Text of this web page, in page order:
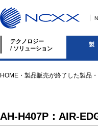
テクノロジー
/ ソリューション
HOME ・ 製品販売が終了した製品 ・
AH-H407P：AIR-